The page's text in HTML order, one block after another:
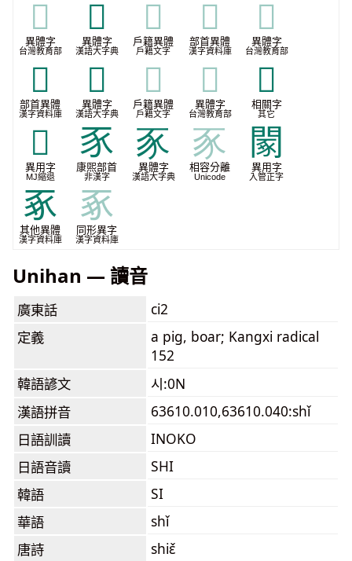
𢁓
異體字
台灣教育部
𧰧
異體字
漢語大字典
𧰧
戶籍異體
戶籍文字
𧰧
部首異體
漢字資料庫
𧰧
異體字
台灣教育部
𧰨
部首異體
漢字資料庫
𧰬
異體字
漢語大字典
𧰬
戶籍異體
戶籍文字
𧰬
異體字
台灣教育部
𬺷
相關字
其它
𬺻
異用字
MJ縮退
⾗
康煕部首
非漢字
豕
異體字
漢語大字典
豕
相容分離
Unicode
䦠
異用字
入管正字
豖
其他異體
漢字資料庫
豖
同形異字
漢字資料庫
Unihan — 讀音
廣東話
ci2
定義
a pig, boar; Kangxi radical
152
韓語諺文
시:0N
漢語拼音
63610.010,63610.040:shǐ
日語訓讀
INOKO
日語音讀
SHI
韓語
SI
華語
shǐ
唐詩
shiɛ̌